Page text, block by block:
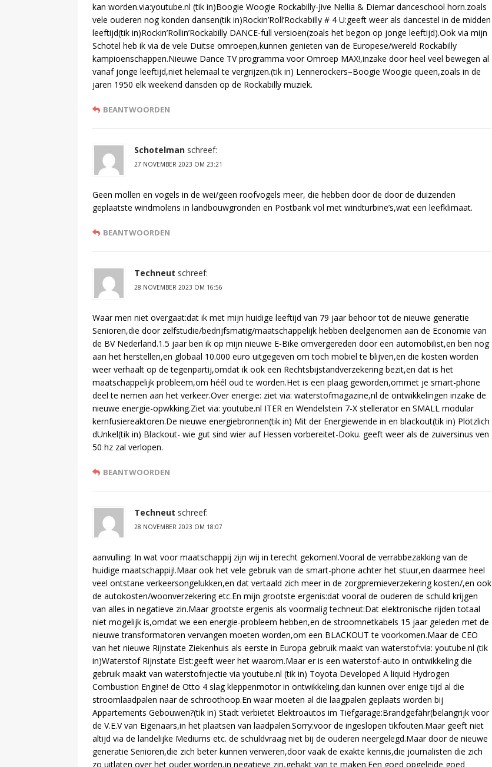
kan worden.via:youtube.nl (tik in)Boogie Woogie Rockabilly-Jive Nellia & Diemar danceschool horn.zoals
vele ouderen nog konden dansen(tik in)Rockin’Roll’Rockabilly # 4 U:geeft weer als dancestel in de midden
leeftijd(tik in)Rockin’Rollin’Rockabilly DANCE-full versioen(zoals het begon op jonge leeftijd).Ook via mijn
Schotel heb ik via de vele Duitse omroepen,kunnen genieten van de Europese/wereld Rockabilly
kampioenschappen.Nieuwe Dance TV programma voor Omroep MAX!,inzake door heel veel bewegen al
vanaf jonge leeftijd,niet helemaal te vergrijzen.(tik in) Lennerockers–Boogie Woogie queen,zoals in de
jaren 1950 elk weekend dansden op de Rockabilly muziek.
BEANTWOORDEN
Schotelman schreef:
27 NOVEMBER 2023 OM 23:21
Geen mollen en vogels in de wei/geen roofvogels meer, die hebben door de door de duizenden
geplaatste windmolens in landbouwgronden en Postbank vol met windturbine’s,wat een leefklimaat.
BEANTWOORDEN
Techneut schreef:
28 NOVEMBER 2023 OM 16:56
Waar men niet overgaat:dat ik met mijn huidige leeftijd van 79 jaar behoor tot de nieuwe generatie
Senioren,die door zelfstudie/bedrijfsmatig/maatschappelijk hebben deelgenomen aan de Economie van
de BV Nederland.1.5 jaar ben ik op mijn nieuwe E-Bike omvergereden door een automobilist,en ben nog
aan het herstellen,en globaal 10.000 euro uitgegeven om toch mobiel te blijven,en die kosten worden
weer verhaalt op de tegenpartij,omdat ik ook een Rechtsbijstandverzekering bezit,en dat is het
maatschappelijk probleem,om héél oud te worden.Het is een plaag geworden,ommet je smart-phone
deel te nemen aan het verkeer.Over energie: ziet via: waterstofmagazine,nl de ontwikkelingen inzake de
nieuwe energie-opwkking.Ziet via: youtube.nl ITER en Wendelstein 7-X stellerator en SMALL modular
kernfusiereaktoren.De nieuwe energiebronnen(tik in) Mit der Energiewende in en blackout(tik in) Plötzlich
dUnkel(tik in) Blackout- wie gut sind wier auf Hessen vorbereitet-Doku. geeft weer als de zuiversinus ven
50 hz zal verlopen.
BEANTWOORDEN
Techneut schreef:
28 NOVEMBER 2023 OM 18:07
aanvulling: In wat voor maatschappij zijn wij in terecht gekomen!.Vooral de verrabbezakking van de
huidige maatschappij!.Maar ook het vele gebruik van de smart-phone achter het stuur,en daarmee heel
veel ontstane verkeersongelukken,en dat vertaald zich meer in de zorgpremieverzekering kosten/,en ook
de autokosten/woonverzekering etc.En mijn grootste ergenis:dat vooral de ouderen de schuld krijgen
van alles in negatieve zin.Maar grootste ergenis als voormalig techneut:Dat elektronische rijden totaal
niet mogelijk is,omdat we een energie-probleem hebben,en de stroomnetkabels 15 jaar geleden met de
nieuwe transformatoren vervangen moeten worden,om een BLACKOUT te voorkomen.Maar de CEO
van het nieuwe Rijnstate Ziekenhuis als eerste in Europa gebruik maakt van waterstof:via: youtube.nl (tik
in)Waterstof Rijnstate Elst:geeft weer het waarom.Maar er is een waterstof-auto in ontwikkeling die
gebruik maakt van waterstofnjectie via youtube.nl (tik in) Toyota Developed A liquid Hydrogen
Combustion Engine! de Otto 4 slag kleppenmotor in ontwikkeling,dan kunnen over enige tijd al die
stroomlaadpalen naar de schroothoop.En waar moeten al die laagpalen geplaats worden bij
Appartements Gebouwen?(tik in) Stadt verbietet Elektroautos im Tiefgarage:Brandgefähr(belangrijk voor
de V.E.V van Eigenaars,in het plaatsen van laadpalen.Sorry:voor de ingeslopen tikfouten.Maar geeft niet
altijd via de landelijke Mediums etc. de schuldvraag niet bij de ouderen neergelegd.Maar door de nieuwe
generatie Senioren,die zich beter kunnen verweren,door vaak de exakte kennis,die journalisten die zich
zo uitlaten over het ouder worden,in negatieve zin,gehakt van te maken.Een goed opgeleide goed